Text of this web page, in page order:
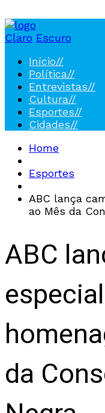
Claro Escuro
Início//
Política//
Entrevistas//
Cultura//
Esportes//
Cidades//
Home
Esportes
ABC lança
ao Mês da
ABC
da